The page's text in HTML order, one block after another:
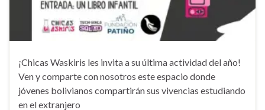
¡Chicas Waskiris les invita a su última actividad del año!
Ven y comparte con nosotros este espacio donde
jóvenes bolivianos compartirán sus vivencias estudiando
en el extranjero